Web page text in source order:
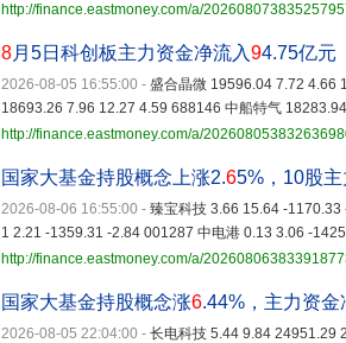
http://finance.eastmoney.com/a/
8月5日科创板主力资金净流入94.75亿元
2026-08-05 16:55:00 - 盛合晶微 19596.04 7.72 4.66
18693.26 7.96 12.27 4.59 688146 中船特气
http://finance.eastmoney.com/a/
国家大基金持股概念上涨2.65%，10股
2026-08-06 16:55:00 - 臻宝科技 3.66 15.64 -
1 2.21 -1359.31 -2.84 001287 中电港 0.13 3.06 -
http://finance.eastmoney.com/a/
国家大基金持股概念涨6.44%，主力资金
2026-08-05 22:04:00 - 长电科技 5.44 9.84 24951.29